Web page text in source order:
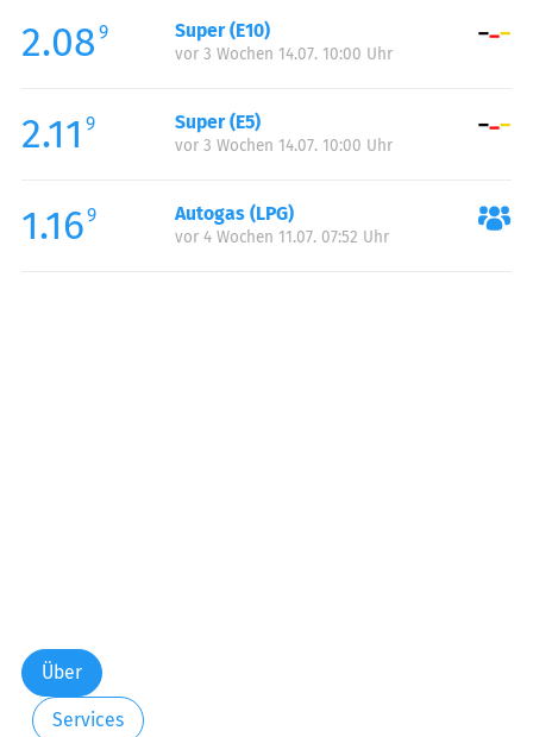
Samstag:
00:00-24:00
Sonntag:
2.08 9 Super (E10)
vor 3 Wochen 14.07. 10:00 Uhr
2.11 9 Super (E5)
vor 3 Wochen 14.07. 10:00 Uhr
1.169 Autogas (LPG)
vor 4 Wochen 11.07. 07:52 Uhr
Über
Services